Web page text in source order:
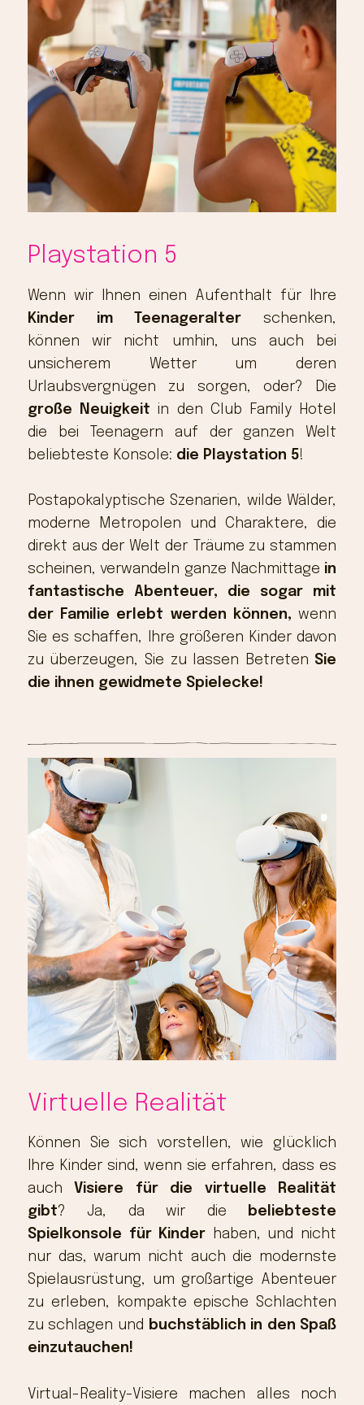
Playstation 5
Wenn wir Ihnen einen Aufenthalt für Ihre
Kinder im Teenageralter schenken,
können wir nicht umhin, uns auch bei
unsicherem Wetter um deren
Urlaubsvergnügen zu sorgen, oder? Die
große Neuigkeit in den Club Family Hotel
die bei Teenagern auf der ganzen Welt
beliebteste Konsole: die Playstation 5!
Postapokalyptische Szenarien, wilde Wälder,
moderne Metropolen und Charaktere, die
direkt aus der Welt der Träume zu stammen
scheinen, verwandeln ganze Nachmittage in
fantastische Abenteuer, die sogar mit
der Familie erlebt werden können,wenn
Sie es schaffen, Ihre größeren Kinder davon
zu überzeugen, Sie zu lassen Betreten Sie
die ihnen gewidmete Spielecke!
Virtuelle Realität
Können Sie sich vorstellen, wie glücklich
Ihre Kinder sind, wenn sie erfahren, dass es
auch Visiere für die virtuelle Realität
gibt? Ja, da wir die
beliebteste
Spielkonsole für Kinder haben, und nicht
nur das, warum nicht auch die modernste
Spielausrüstung, um großartige Abenteuer
zu erleben, kompakte epische Schlachten
zu schlagen und
buchstäblich in den Spaß
einzutauchen!
Virtual-Reality-Visiere machen alles noch